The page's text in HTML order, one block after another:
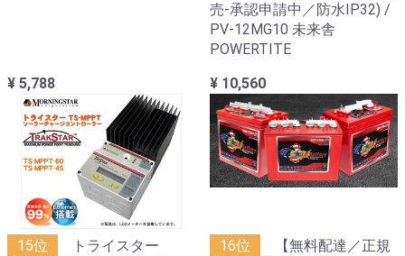
¥ 5,788
売-承認申請中／防水IP32) /
PV-12MG10 未来舎
POWERTITE
¥ 10,560
15位
トライスター
16位
【無料配達／正規